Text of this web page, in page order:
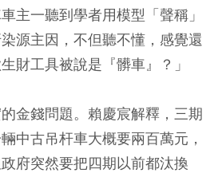
主一聽到學者用模型「聲稱」
源主因，不但聽不懂，感覺還
財工具被說是『髒車』？」
金錢問題。賴慶宸解釋，三期
中古吊杆車大概要兩百萬元，
府突然要把四期以前都汰換